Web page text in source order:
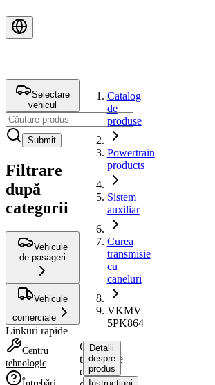
Selectare
vehicul
Submit
Filtrare
după
categorii
Vehicule
de pasageri
Vehicule
comerciale
Linkuri rapide
Centru
tehnologic
Catalog
de
produse
Powertrain
products
Sistem
auxiliar
Curea
transmisie
cu
caneluri
VKMV
5PK864
Curea
transmisie
cu
Detalii
despre
produs